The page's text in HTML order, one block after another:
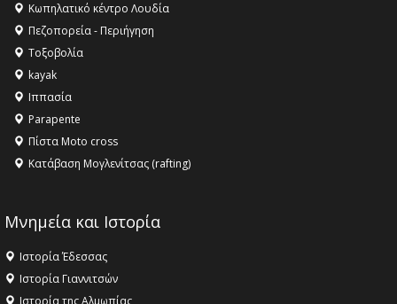
Κωπηλατικό κέντρο Λουδία
Πεζοπορεία - Περιήγηση
Τοξοβολία
kayak
Ιππασία
Parapente
Πίστα Moto cross
Κατάβαση Μογλενίτσας (rafting)
Μνημεία και Ιστορία
Ιστορία Έδεσσας
Ιστορία Γιαννιτσών
Ιστορία της Αλμωπίας